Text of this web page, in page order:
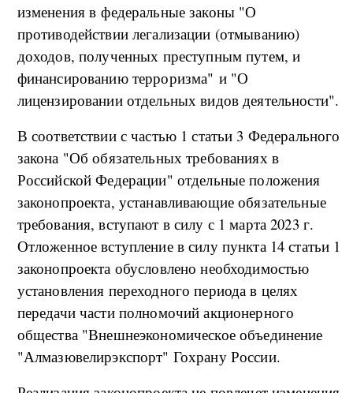
изменения в федеральные законы "О
противодействии легализации (отмыванию)
доходов, полученных преступным путем, и
финансированию терроризма" и "О
лицензировании отдельных видов деятельности".
В соответствии с частью 1 статьи 3 Федерального
закона "Об обязательных требованиях в
Российской Федерации" отдельные положения
законопроекта, устанавливающие обязательные
требования, вступают в силу с 1 марта 2023 г.
Отложенное вступление в силу пункта 14 статьи 1
законопроекта обусловлено необходимостью
установления переходного периода в целях
передачи части полномочий акционерного
общества "Внешнеэкономическое объединение
"Алмазювелирэкспорт" Гохрану России.